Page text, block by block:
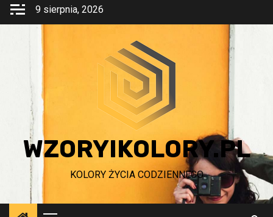
Przejdź
9 sierpnia, 2026
WZORYIKOLORY.PL
KOLORY ŻYCIA CODZIENNEGO